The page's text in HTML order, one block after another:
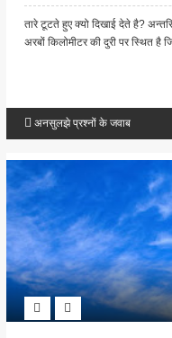
तारे टूटते हुए क्यो दिखाई देते है?
अरबों किलोमीटर की दुरी पर स्थित है
अनसुलझे प्रश्नों के जवाब